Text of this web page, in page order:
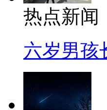
热点新闻
六岁男孩